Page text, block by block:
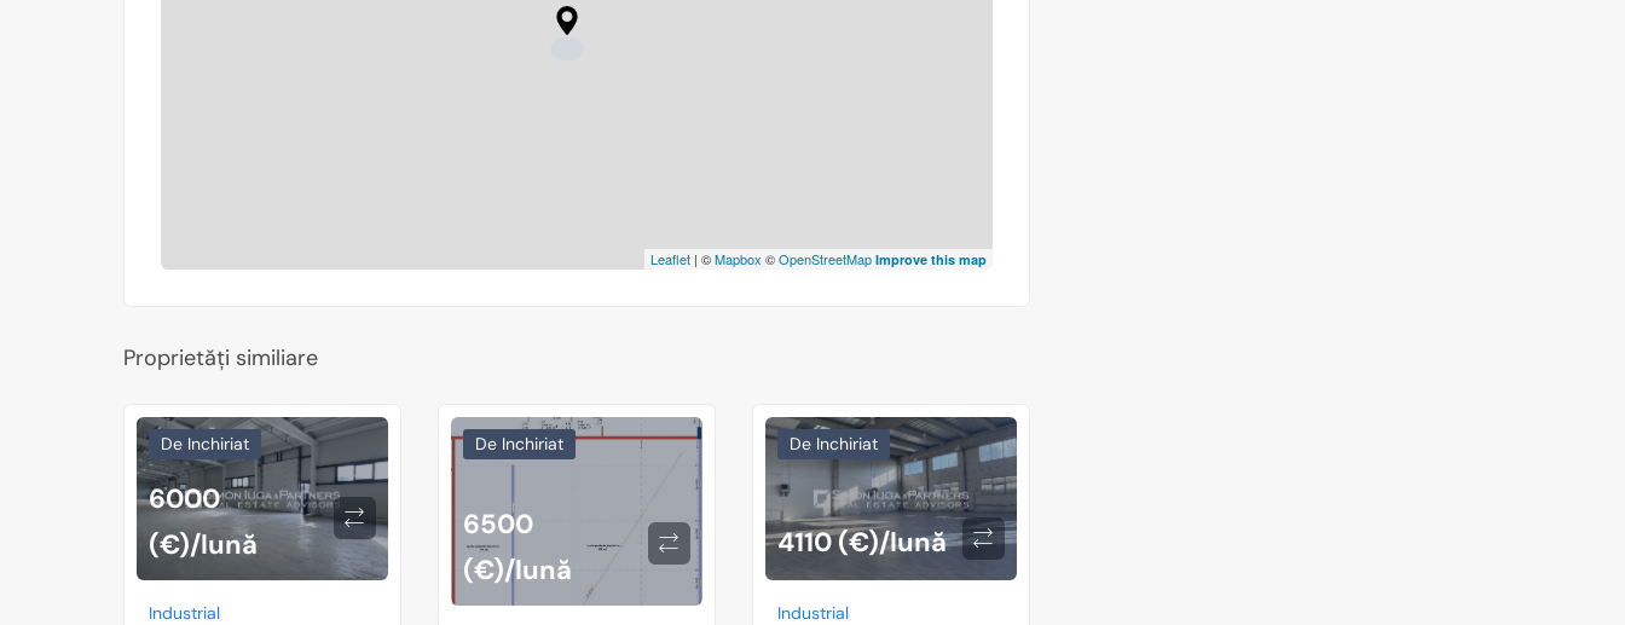
Leaflet | ©Mapbox ©OpenStreetMap Improve this map
Proprietăți similiare
De Inchiriat
6000
(€)/lună
Industrial
De Inchiriat
6500
(€)/lună
De Inchiriat
4110 (€)/lună
Industrial